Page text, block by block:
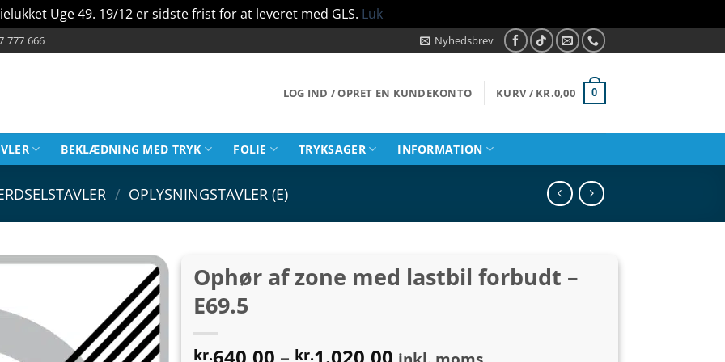
Uge 49. 19/12 er sidste frist for at leveret med GLS. Luk
777 666 Nyhedsbrev
LOG IND / OPRET EN KUNDEKONTO KURV / KR.0,00 0
BEKLÆDNING MED TRYK FOLIE TRYKSAGER INFORMATION
/ OPLYSNINGSTAVLER (E)
Ophør af zone med lastbil forbudt –
E69.5
kr. kr. Prisinterval: